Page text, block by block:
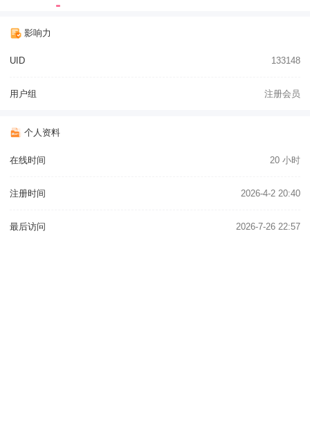
影响力
UID 133148
用户组 注册会员
个人资料
在线时间 20 小时
注册时间 2026-4-2 20:40
最后访问 2026-7-26 22:57